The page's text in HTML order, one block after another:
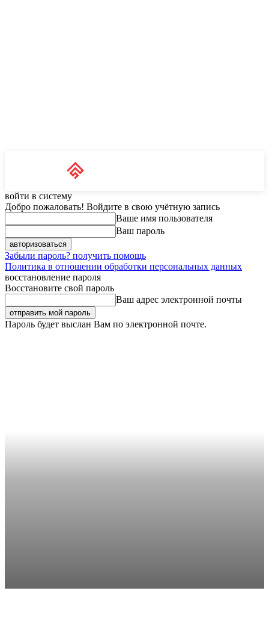
войти в систему
Добро пожаловать! Войдите в свою учётную запись
Ваше имя пользователя
Ваш пароль
Забыли пароль? получить помощь
Политика в отношении обработки персональных данных
восстановление пароля
Восстановите свой пароль
Ваш адрес электронной почты
Пароль будет выслан Вам по электронной почте.